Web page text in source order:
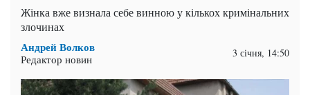
Жінка вже визнала себе винною у кількох кримінальних
злочинах
Андрей Волков
Редактор новин 3 січня, 14:50